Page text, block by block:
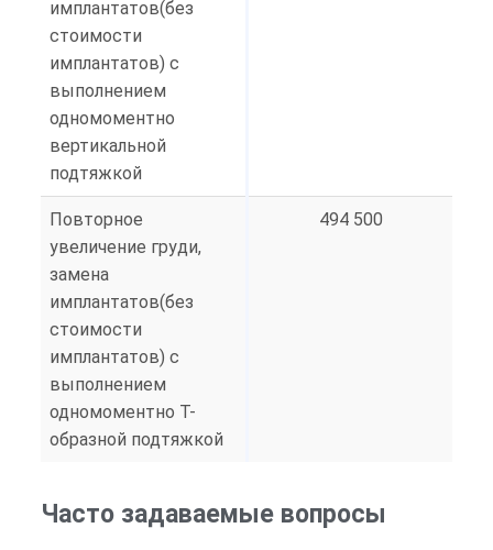
имплантатов(без
стоимости
имплантатов) с
выполнением
одномоментно
вертикальной
подтяжкой
Повторное
увеличение груди,
замена
имплантатов(без
стоимости
имплантатов) с
выполнением
одномоментно Т-
образной подтяжкой
494 500
Часто задаваемые вопросы